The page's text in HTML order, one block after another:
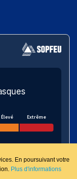
Élevé Extrême
En poursuivant votre
Plus d'informations